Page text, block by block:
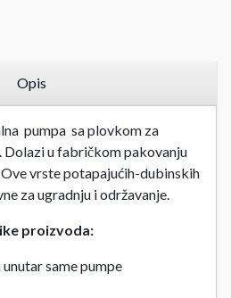
Opis
pumpa sa plovkom za
Dolazi u fabričkom pakovanju
vrste potapajućih-dubinskih
za ugradnju i održavanje.
proizvoda:
same pumpe